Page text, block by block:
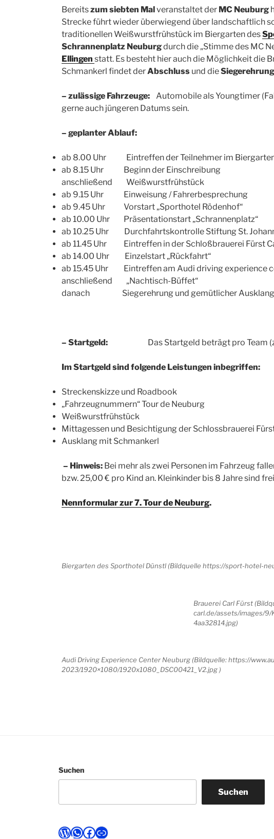
Bereitszum siebten Malveranstaltet der MC Neuburg
Strecke führt wieder überwiegend über landschaftlich
traditionellen Weißwurstfrühstück im Biergarten des
Schrannenplatz Neuburgdurch die „Stimme des MC
Ellingen statt. Es besteht hier auch die Möglichkeit die
Schmankerl findet derAbschluss und dieSiegerehrung
– zulässige Fahrzeuge: Automobile als Youngtimer
gerne auch jüngeren Datums sein.
– geplanter Ablauf:
ab 8.00 Uhr Eintreffen der Teilnehmer im Biergarten
ab 8.15 Uhr Beginn der Einschreibung
anschließend Weißwurstfrühstück
ab 9.15 Uhr Einweisung / Fahrerbesprechung
ab 9.45 Uhr Vorstart „Sporthotel Rödenhof“
ab 10.00 Uhr Präsentationstart „Schrannenplatz“
ab 10.25 Uhr Durchfahrtskontrolle Stiftung St.
ab 11.45 Uhr Eintreffen in der Schloßbrauerei Fürst
ab 14.00 Uhr Einzelstart „Rückfahrt“
ab 15.45 Uhr Eintreffen am Audi driving experience
anschließend „Nachtisch-Büffet“
danach Siegerehrung und gemütlicher Ausklang
– Startgeld: Das Startgeld beträgt pro Team
Im Startgeld sind folgende Leistungen inbegriffen:
Streckenskizze und Roadbook
„Fahrzeugnummern“ Tour de Neuburg
Weißwurstfrühstück
Mittagessen und Besichtigung der Schlossbrauerei
Ausklang mit Schmankerl
– Hinweis: Bei mehr als zwei Personen im Fahrzeug
bzw. 25,00 € pro Kind an. Kleinkinder bis 8 Jahre sind
Nennformular zur 7. Tour de Neuburg.
Biergarten des Sporthotel Dünstl (Bildquelle https://sport-hotel-
Brauerei Carl Fürst
carl.de/assets/images/9/
4aa32814.jpg)
Audi Driving Experience Center Neuburg (Bildquelle: https://
2023/1920×1080/1920x1080_DSC00421_V2.jpg )
Suchen
Suchen
WordPress
WhatsApp
Facebook
Link